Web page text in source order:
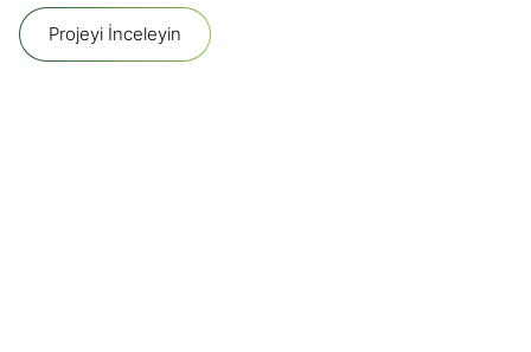
Projeyi İnceleyin